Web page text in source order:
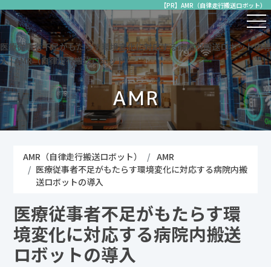
【PR】AMR（自律走行搬送ロボット）
医療従事者不足がもたらす環境変化に対応する病院内搬送ロボットの導
入 | AMR（自律走行搬送ロボット）
AMR
AMR（自律走行搬送ロボット）
AMR
医療従事者不足がもたらす環境変化に対応する病院内搬
送ロボットの導入
医療従事者不足がもたらす環
境変化に対応する病院内搬送
ロボットの導入